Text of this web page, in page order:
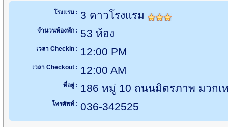
โรงแรม : 3 ดาวโรงแรม
จำนวนห้องพัก : 53 ห้อง
เวลา Checkin : 12:00 PM
เวลา Checkout : 12:00 AM
ที่อยู่ : 186 หมู่ 10 ถนนมิตรภาพ มวกเ
โทรศัพท์ : 036-342525